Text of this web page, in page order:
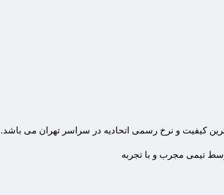
کیفیت و نرخ رسمی اتحادیه در سراسر تهران می باشد.
تیمی مجرب و با تجربه